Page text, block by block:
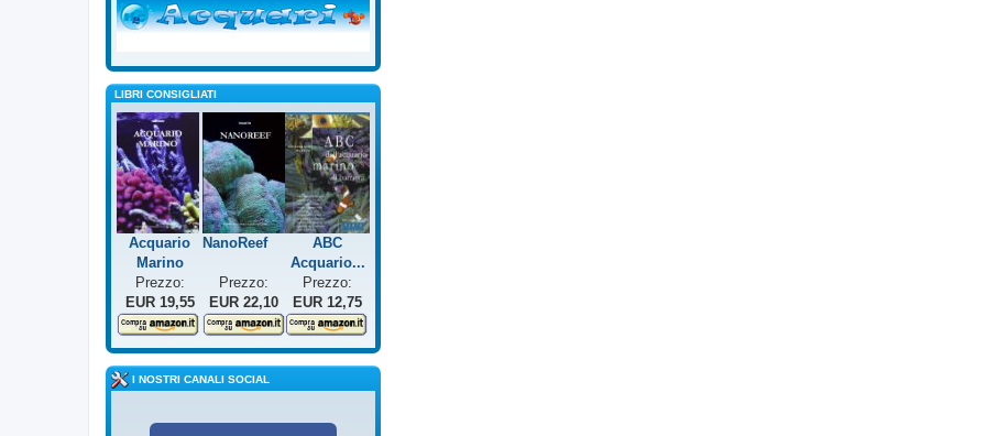
LIBRI CONSIGLIATI
Acquario
Marino
NanoReef
ABC
Acquario...
Prezzo:
EUR 19,55
Prezzo:
EUR 22,10
Prezzo:
EUR 12,75
I NOSTRI CANALI SOCIAL